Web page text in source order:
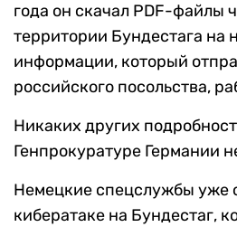
года он скачал PDF-файлы
территории Бундестага на
информации, который
российского посольства,
Никаких других
Генпрокуратуре Германии
Немецкие спецслужбы уже
кибератаке на Бундестаг,